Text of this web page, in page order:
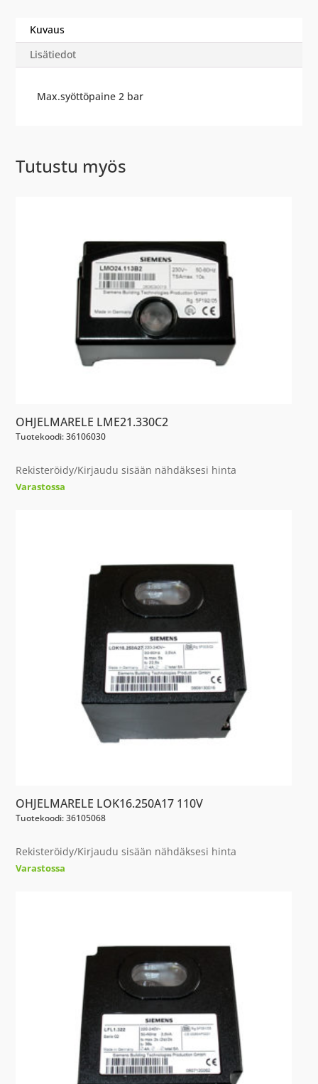
Kuvaus
Lisätiedot
Max.syöttöpaine 2 bar
Tutustu myös
OHJELMARELE LME21.330C2
Tuotekoodi: 36106030
Rekisteröidy/Kirjaudu sisään nähdäksesi hinta
Varastossa
OHJELMARELE LOK16.250A17 110V
Tuotekoodi: 36105068
Rekisteröidy/Kirjaudu sisään nähdäksesi hinta
Varastossa